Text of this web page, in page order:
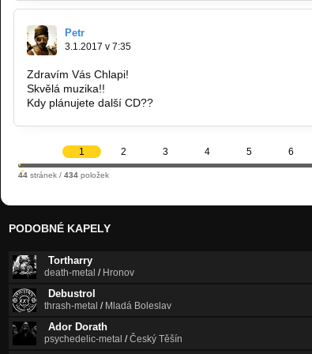
Petr
3.1.2017 v 7:35
Zdravím Vás Chlapi!
Skvělá muzika!!
Kdy plánujete další CD??
1 2 3 4 5 6
44 stránek / 434 položek
PODOBNÉ KAPELY
Tortharry
death-metal / Hronov
Debustrol
thrash-metal / Mladá Boleslav
Ador Dorath
psychedelic-metal /Český Těšín